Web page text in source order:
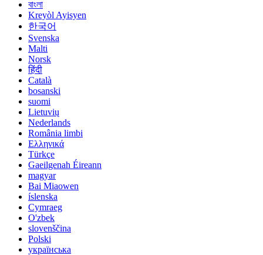
বাংলা
Kreyòl Ayisyen
한국어
Svenska
Malti
Norsk
हिंदी
Català
bosanski
suomi
Lietuvių
Nederlands
România limbi
Ελληνικά
Türkçe
Gaeilgenah Éireann
magyar
Bai Miaowen
íslenska
Cymraeg
O'zbek
slovenščina
Polski
українська